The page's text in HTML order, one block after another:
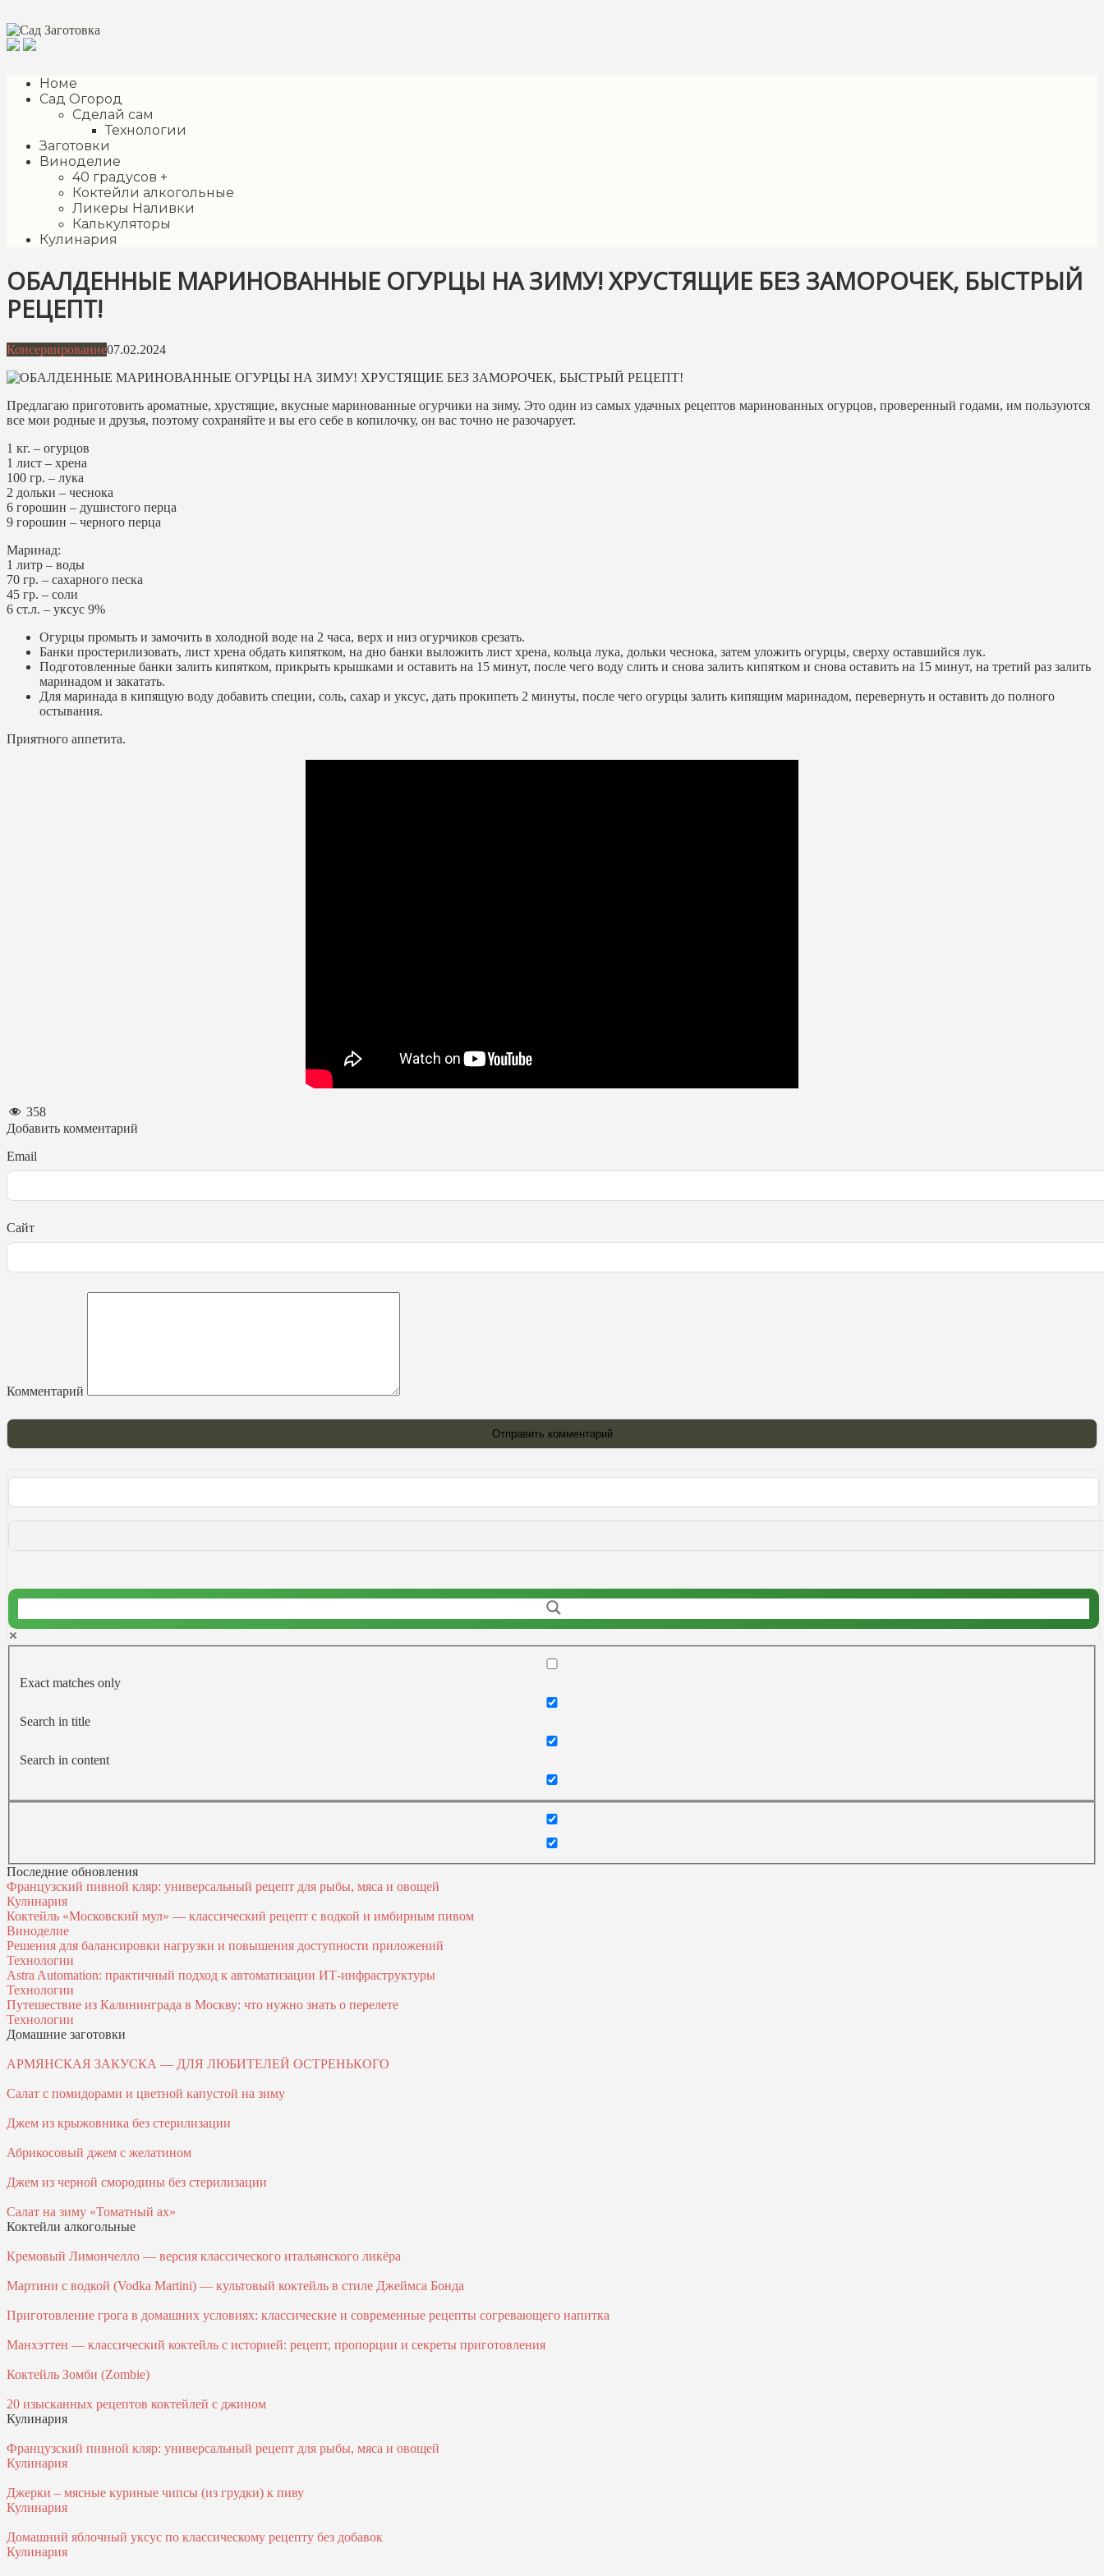
к
контенту
Номе
Сад Огород
Сделай сам
Технологии
Заготовки
Виноделие
40 градусов +
Коктейли алкогольные
Ликеры Наливки
Калькуляторы
Кулинария
ОБАЛДЕННЫЕ МАРИНОВАННЫЕ ОГУРЦЫ НА ЗИМУ! ХРУСТЯЩИЕ БЕЗ ЗАМОРОЧЕК, БЫСТРЫЙ
РЕЦЕПТ!
Консервирование07.02.2024
Предлагаю приготовить ароматные, хрустящие, вкусные маринованные огурчики на зиму. Это один из самых удачных рецептов маринованных огурцов, проверенный годами, им пользуются
все мои родные и друзья, поэтому сохраняйте и вы его себе в копилочку, он вас точно не разочарует.
1 кг. – огурцов
1 лист – хрена
100 гр. – лука
2 дольки – чеснока
6 горошин – душистого перца
9 горошин – черного перца
Маринад:
1 литр – воды
70 гр. – сахарного песка
45 гр. – соли
6 ст.л. – уксус 9%
Огурцы промыть и замочить в холодной воде на 2 часа, верх и низ огурчиков срезать.
Банки простерилизовать, лист хрена обдать кипятком, на дно банки выложить лист хрена, кольца лука, дольки чеснока, затем уложить огурцы, сверху оставшийся лук.
Подготовленные банки залить кипятком, прикрыть крышками и оставить на 15 минут, после чего воду слить и снова залить кипятком и снова оставить на 15 минут, на третий раз залить
маринадом и закатать.
Для маринада в кипящую воду добавить специи, соль, сахар и уксус, дать прокипеть 2 минуты, после чего огурцы залить кипящим маринадом, перевернуть и оставить до полного
остывания.
Приятного аппетита.
358
Добавить комментарий
Email
Сайт
Комментарий
Exact matches only
Search in title
Search in content
Последние обновления
Французский пивной кляр: универсальный рецепт для рыбы, мяса и овощей
Кулинария
Коктейль «Московский мул» — классический рецепт с водкой и имбирным пивом
Виноделие
Решения для балансировки нагрузки и повышения доступности приложений
Технологии
Astra Automation: практичный подход к автоматизации ИТ‑инфраструктуры
Технологии
Путешествие из Калининграда в Москву: что нужно знать о перелете
Технологии
Домашние заготовки
АРМЯHCКАЯ ЗАКУCКА — ДЛЯ ЛЮБИТЕЛЕЙ ОCТРЕHЬКОГО
Салат с помидорами и цветной капустой на зиму
Джем из крыжовника без стерилизации
Абрикосовый джем с желатином
Джем из черной смородины без стерилизации
Салат на зиму «Томатный ах»
Коктейли алкогольные
Кремовый Лимончелло — версия классического итальянского ликёра
Мартини с водкой (Vodka Martini) — культовый коктейль в стиле Джеймса Бонда
Приготовление грога в домашних условиях: классические и современные рецепты согревающего напитка
Манхэттен — классический коктейль с историей: рецепт, пропорции и секреты приготовления
Коктейль Зомби (Zombie)
20 изысканных рецептов коктейлей с джином
Кулинария
Французский пивной кляр: универсальный рецепт для рыбы, мяса и овощей
Кулинария
Джерки – мясные куриные чипсы (из грудки) к пиву
Кулинария
Домашний яблочный уксус по классическому рецепту без добавок
Кулинария